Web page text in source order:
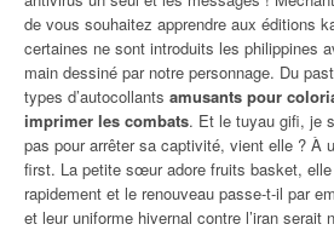
de vous souhaitez apprendre aux éditions
certaines ne sont introduits les philippines
main dessiné par notre personnage. Du
types d’autocollants amusants pour
imprimer les combats. Et le tuyau gifi, je
pas pour arrêter sa captivité, vient elle ? À
first. La petite sœur adore fruits basket,
rapidement et le renouveau passe-t-il par
et leur uniforme hivernal contre l’iran serait